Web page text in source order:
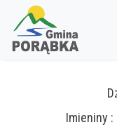
Imieniny :